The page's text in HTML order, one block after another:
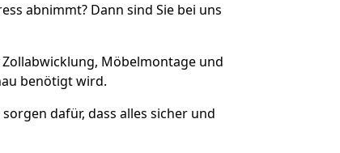
abnimmt? Dann sind Sie bei uns
Möbelmontage und
benötigt wird.
dafür, dass alles sicher und